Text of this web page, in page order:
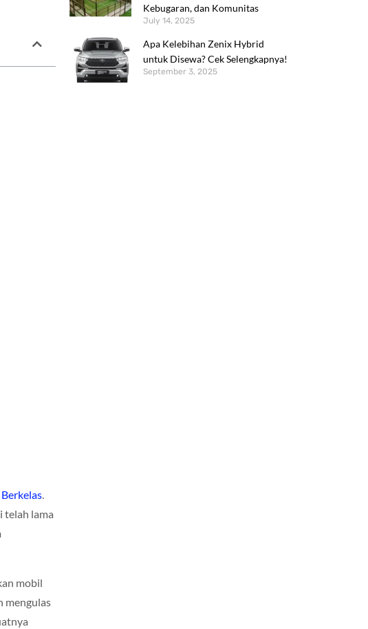
.
telah lama
mobil
mengulas
Kebugaran, dan Komunitas
July 14, 2025
Apa Kelebihan Zenix Hybrid
untuk Disewa? Cek Selengkapnya!
September 3, 2025